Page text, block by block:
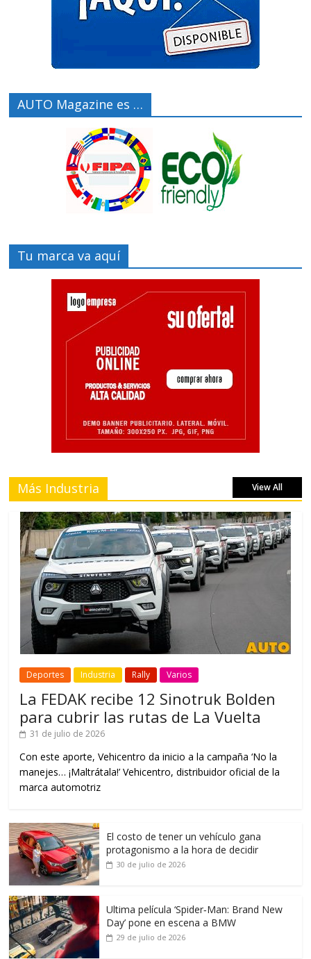
AUTO Magazine es …
Tu marca va aquí
Más Industria View All
Deportes Industria Rally Varios
La FEDAK recibe 12 Sinotruk Bolden
para cubrir las rutas de La Vuelta
31 de julio de 2026
Con este aporte, Vehicentro da inicio a la campaña ‘No la
manejes… ¡Maltrátala!’ Vehicentro, distribuidor oficial de la
marca automotriz
El costo de tener un vehículo gana
protagonismo a la hora de decidir
30 de julio de 2026
Ultima película ‘Spider‑Man: Brand New
Day’ pone en escena a BMW
29 de julio de 2026